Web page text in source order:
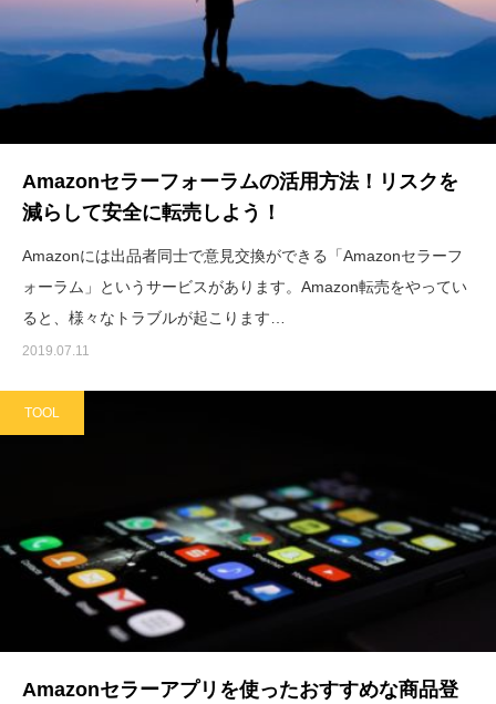
Amazonセラーフォーラムの活用方法！リスクを
減らして安全に転売しよう！
Amazonには出品者同士で意見交換ができる「Amazonセラーフ
ォーラム」というサービスがあります。Amazon転売をやってい
ると、様々なトラブルが起こります…
2019.07.11
TOOL
Amazonセラーアプリを使ったおすすめな商品登